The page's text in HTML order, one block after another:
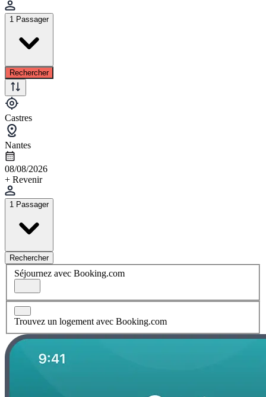
1 Passager
Rechercher
Castres
Nantes
08/08/2026
+ Revenir
1 Passager
Rechercher
Séjournez avec Booking.com
Trouvez un logement avec Booking.com